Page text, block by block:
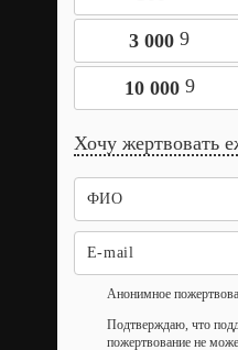
3 000 9
10 000 9
Хочу жертвовать
Анонимное
Подтверждаю, что
пожертвование не